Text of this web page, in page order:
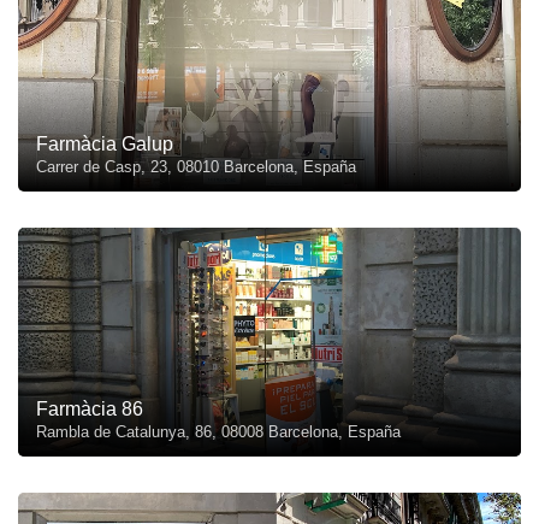
Farmàcia Galup
Carrer de Casp, 23, 08010 Barcelona, España
Farmàcia 86
Rambla de Catalunya, 86, 08008 Barcelona, España